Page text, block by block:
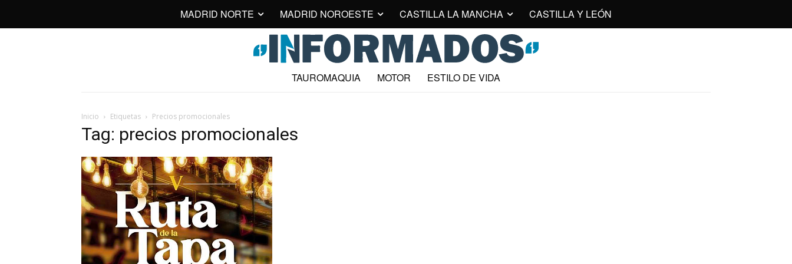
MADRID NORTE MADRID NOROESTE CASTILLA LA MANCHA CASTILLA Y LEÓN
TAUROMAQUIA MOTOR ESTILO DE VIDA
Inicio Etiquetas Precios promocionales
Tag: precios promocionales